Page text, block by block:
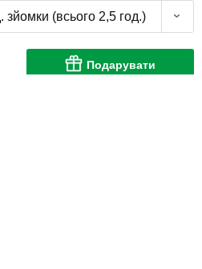
зйомки (всього 2,5 год.)
Подарувати